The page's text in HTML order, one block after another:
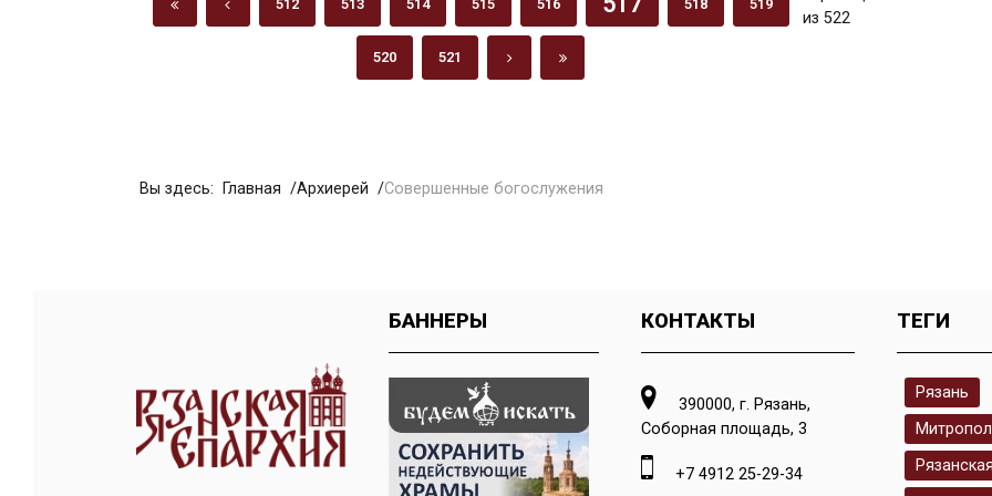
из 522
512 513 514 515 516 518 519
520 521
Вы здесь: Главная Архиерей Совершенные богослужения
БАННЕРЫ КОНТАКТЫ
390000, г. Рязань,
Соборная площадь, 3
+7 4912 25-29-34
ТЕГИ
Рязань